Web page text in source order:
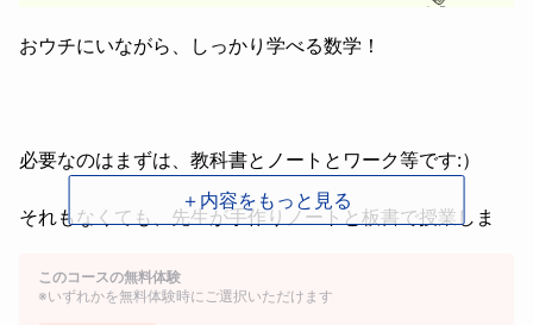
おウチにいながら、しっかり学べる数学！
必要なのはまずは、教科書とノートとワーク等です:）
それもなくても、先生が手作りノートと板書で授業しま
受験生にもオススメテキストから受験までのプランを持っ
＋内容をもっと見る
このコースの無料体験
※いずれかを無料体験時にご選択いただけます